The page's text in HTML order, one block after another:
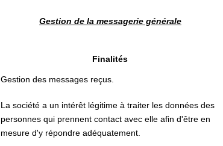
Gestion de la messagerie générale
Finalités
Gestion des messages reçus.
La société a un intérêt légitime à traiter les données des
personnes qui prennent contact avec elle afin d'être en
mesure d'y répondre adéquatement.